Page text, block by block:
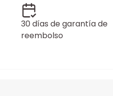
30 días de garantía de
reembolso